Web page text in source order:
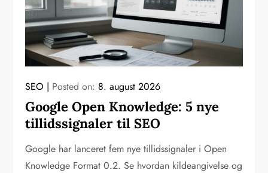
SEO Posted on: 8. august 2026
Google Open Knowledge: 5 nye
tillidssignaler til SEO
Google har lanceret fem nye tillidssignaler i Open
Knowledge Format 0.2. Se hvordan kildeangivelse og